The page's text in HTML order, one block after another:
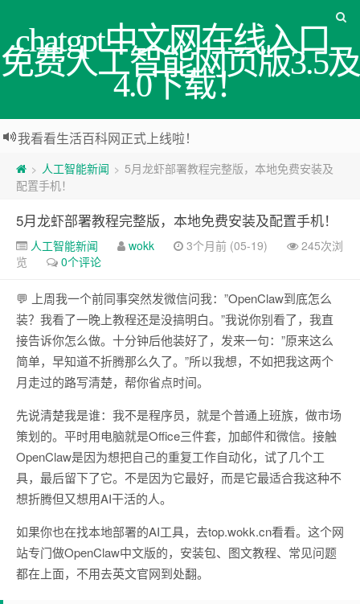
chatgpt中文网在线入口_
免费人工智能网页版3.5及
4.0下载！
我看看生活百科网正式上线啦！
> 人工智能新闻 > 5月龙虾部署教程完整版，本地免费安装及
配置手机！
5月龙虾部署教程完整版，本地免费安装及配置手机！
人工智能新闻 wokk 3个月前 (05-19)
245次浏
览
0个评论
💬 上周我一个前同事突然发微信问我：”OpenClaw到底怎么
装？我看了一晚上教程还是没搞明白。”我说你别看了，我直
接告诉你怎么做。十分钟后他装好了，发来一句：”原来这么
简单，早知道不折腾那么久了。”所以我想，不如把我这两个
月走过的路写清楚，帮你省点时间。
先说清楚我是谁：我不是程序员，就是个普通上班族，做市场
策划的。平时用电脑就是Office三件套，加邮件和微信。接触
OpenClaw是因为想把自己的重复工作自动化，试了几个工
具，最后留下了它。不是因为它最好，而是它最适合我这种不
想折腾但又想用AI干活的人。
如果你也在找本地部署的AI工具，去top.wokk.cn看看。这个网
站专门做OpenClaw中文版的，安装包、图文教程、常见问题
都在上面，不用去英文官网到处翻。